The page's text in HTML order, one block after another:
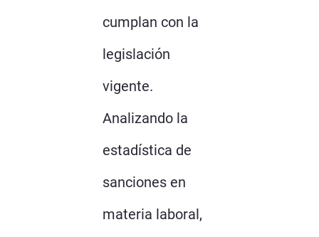
cumplan con la
legislación
vigente.
Analizando la
estadística de
sanciones en
materia laboral,